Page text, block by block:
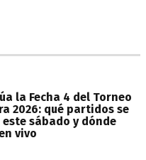
la Fecha 4 del Torneo
2026: qué partidos se
este sábado y dónde
vivo